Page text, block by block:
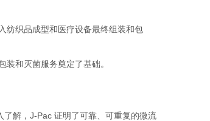
纺织品成型和医疗设备最终组装和包
装和灭菌服务奠定了基础。
解， J-Pac 证明了可靠、可重复的微流